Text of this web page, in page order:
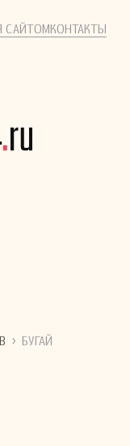
САЙТОМКОНТАКТЫ
› БУГАЙ